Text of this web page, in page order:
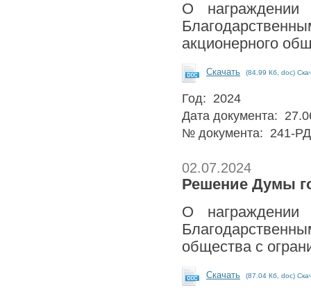
О награждении
акционерного
Скачать (84.99 Кб, doc)
Год: 2024
Дата документа:
№ документа: 241-РД
02.07.2024
Решение Думы
О награждении
общества с
Скачать (87.04 Кб, doc)